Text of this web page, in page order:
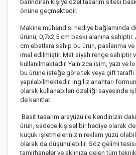
barındıran kişiye özel tasarım sitesi
önüne geçmektedir.
Makine mühendisi hediye bağlamında
ürünü, 0,7x2,5 cm baskı alanına
cm ebatlara sahip bu ürün, paslanma
imal edilmiştir. Mat siyah renge sahiptir
kullanılmaktadır. Yalnızca isim, yazı ve
bu ürüne isteğe göre tek veya çift taraflı
yapılabilmektedir. İngiliz anahtarı
olarak kullanabilen özelliği sayesinde
de kanıtlar.
Basit tasarım arayüzü ile kendinizin
ürün, sadece kişisel bir hediye olarak
küçük işletmelerinizin reklam yüzü
olarak da düşünülebilir. Söz gelimi
tamirhaneler ve aklınıza gelen tüm